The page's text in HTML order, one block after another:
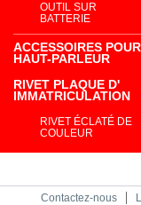
OUTIL SUR
BATTERIE
ACCESSOIRES POUR
HAUT-PARLEUR
RIVET PLAQUE D'
IMMATRICULATION
RIVET ÉCLATÉ DE
COULEUR
Contactez-nous